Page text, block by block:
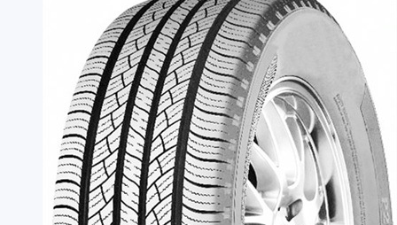
البحث عن
طريق
السيارة
البحث
بالمقاس
البحث
حسب
العلامة
التجارية